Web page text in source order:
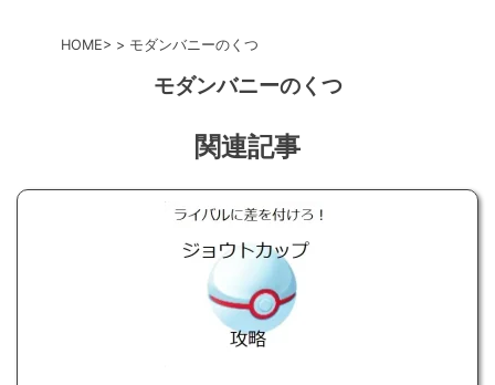
HOME モダンバニーのくつ
モダンバニーのくつ
関連記事